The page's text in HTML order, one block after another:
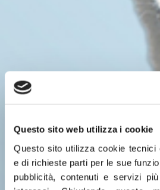
Questo sito web utilizza i cookie
Questo sito utilizza cookie tecnici
e di richieste parti per le sue
pubblicità, contenuti e servizi